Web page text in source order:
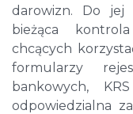
darowizn. Do jej
bieżąca
chcących
formularzy
bankowych,
odpowiedzialna